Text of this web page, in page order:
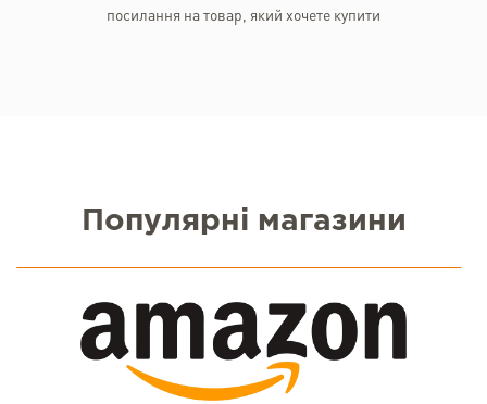
посилання на товар, який хочете купити
Популярні магазини